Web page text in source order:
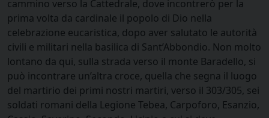
cammino verso la Cattedrale, dove incontrerò per la
prima volta da cardinale il popolo di Dio nella
celebrazione eucaristica, dopo aver salutato le autorità
civili e militari nella basilica di Sant’Abbondio. Non molto
lontano da qui, sulla strada verso il monte Baradello, si
può incontrare un’altra croce, quella che segna il luogo
del martirio dei primi nostri martiri, verso il 303/305, sei
soldati romani della Legione Tebea, Carpoforo, Esanzio,